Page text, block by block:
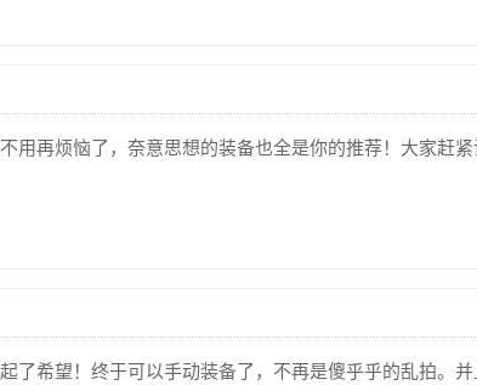
用再烦恼了，奈意思想的装备也全是你的推荐！大家赶紧
了希望！终于可以手动装备了，不再是傻乎乎的乱拍。